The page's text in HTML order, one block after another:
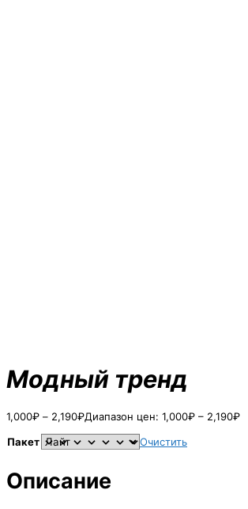
Модный тренд
1,000₽ – 2,190₽Диапазон цен: 1,000₽ – 2,190₽
Пакет
Очистить
Описание